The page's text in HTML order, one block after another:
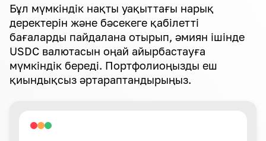
Бұл мүмкіндік нақты уақыттағы нарық
деректерін және бәсекеге қабілетті
бағаларды пайдалана отырып, әмиян ішінде
USDC валютасын оңай айырбастауға
мүмкіндік береді. Портфолиоңызды еш
қиындықсыз әртараптандырыңыз.